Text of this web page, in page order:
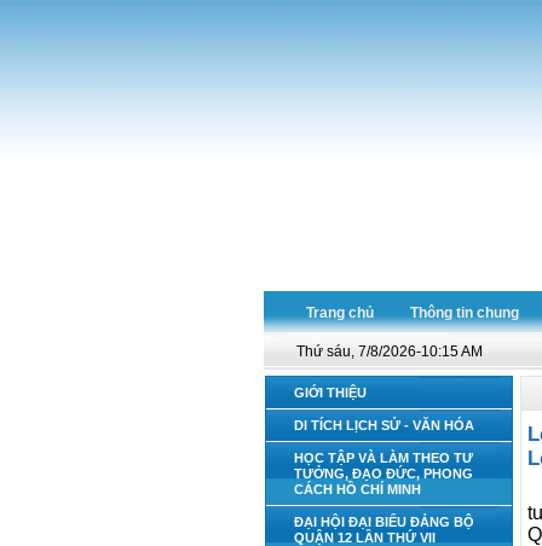
Trang chủ Thông tin chung
Thứ sáu, 7/8/2026-10:15 AM
GIỚI THIỆU
DI TÍCH LỊCH SỬ - VĂN HÓA
HỌC TẬP VÀ LÀM THEO TƯ
TƯỞNG, ĐẠO ĐỨC, PHONG
CÁCH HỒ CHÍ MINH
ĐẠI HỘI ĐẠI BIỂU ĐẢNG BỘ
QUẬN 12 LẦN THỨ VII